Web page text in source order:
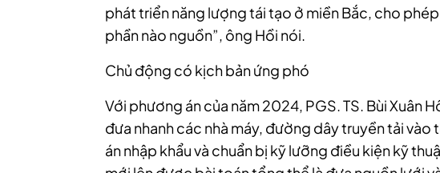
phát triển năng lượng tái tạo ở miền Bắc, cho
phần nào nguồn”, ông Hồi nói.
Chủ động có kịch bản ứng phó
Với phương án của năm 2024, PGS. TS. Bùi Xuân
đưa nhanh các nhà máy, đường dây truyền tải
án nhập khẩu và chuẩn bị kỹ lưỡng điều kiện kỹ